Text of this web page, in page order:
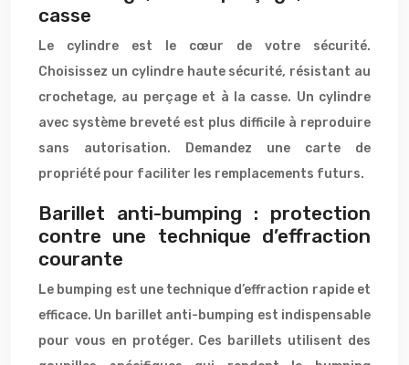
casse
Le cylindre est le cœur de votre sécurité.
Choisissez un cylindre haute sécurité, résistant au
crochetage, au perçage et à la casse. Un cylindre
avec système breveté est plus difficile à reproduire
sans autorisation. Demandez une carte de
propriété pour faciliter les remplacements futurs.
Barillet anti-bumping : protection
contre une technique d’effraction
courante
Le bumping est une technique d’effraction rapide et
efficace. Un barillet anti-bumping est indispensable
pour vous en protéger. Ces barillets utilisent des